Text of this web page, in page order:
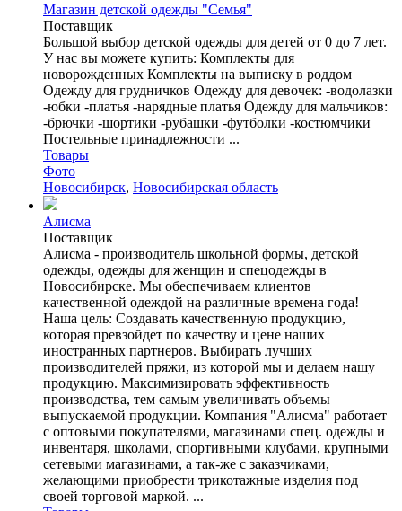
Магазин детской одежды "Семья"
Поставщик
Большой выбор детской одежды для детей от 0 до 7 лет.
У нас вы можете купить: Комплекты для
новорожденных Комплекты на выписку в роддом
Одежду для грудничков Одежду для девочек: -водолазки
-юбки -платья -нарядные платья Одежду для мальчиков:
-брючки -шортики -рубашки -футболки -костюмчики
Постельные принадлежности ...
Товары
Фото
Новосибирск, Новосибирская область
Алисма
Поставщик
Алисма - производитель школьной формы, детской
одежды, одежды для женщин и спецодежды в
Новосибирске. Мы обеспечиваем клиентов
качественной одеждой на различные времена года!
Наша цель: Создавать качественную продукцию,
которая превзойдет по качеству и цене наших
иностранных партнеров. Выбирать лучших
производителей пряжи, из которой мы и делаем нашу
продукцию. Максимизировать эффективность
производства, тем самым увеличивать объемы
выпускаемой продукции. Компания "Алисма" работает
с оптовыми покупателями, магазинами спец. одежды и
инвентаря, школами, спортивными клубами, крупными
сетевыми магазинами, а так-же с заказчиками,
желающими приобрести трикотажные изделия под
своей торговой маркой. ...